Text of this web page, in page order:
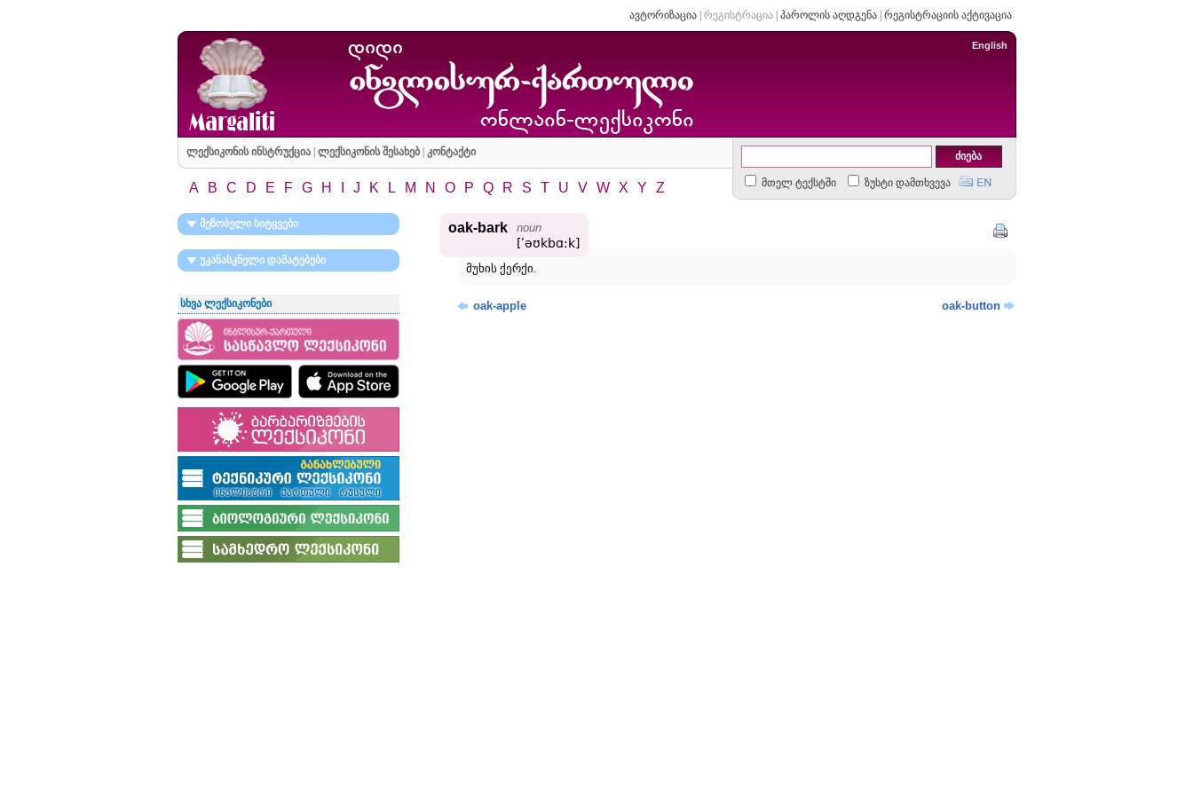
ავტორიზაცია| რეგისტრაცია| პაროლის აღდგენა| რეგისტრაციის აქტივაცია
English
ლექსიკონის ინსტრუქცია| ლექსიკონის შესახებ| კონტაქტი
მთელ ტექსტში ზუსტი დამთხვევა
A B C D E F G H J K L M N O P Q R S T U V W X Y Z
მეზობელი სიტყვები
უკანასკნელი დამატებები
სხვა ლექსიკონები
oak-bark noun
[ʹəʊkbɑ:k]
მუხის ქერქი.
oak-apple oak-button